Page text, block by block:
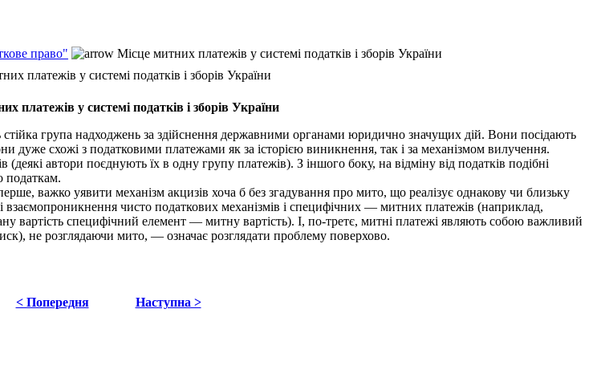
право"
Місце митних платежів у системі податків і зборів України
платежів у системі податків і зборів України
платежів у системі податків і зборів України
група надходжень за здійснення державними органами юридично значущих дій. Вони посідають
дуже схожі з податковими платежами як за історією виникнення, так і за механізмом вилучення.
автори поєднують їх в одну групу платежів). З іншого боку, на відміну від податків подібні
податкам.
важко уявити механізм акцизів хоча б без згадування про мито, що реалізує однакову чи близьку
взаємопроникнення чисто податкових механізмів і специфічних — митних платежів (наприклад,
вартість специфічний елемент — митну вартість). І, по-третє, митні платежі являють собою важливий
не розглядаючи мито, — означає розглядати проблему поверхово.
< Попередня Наступна >